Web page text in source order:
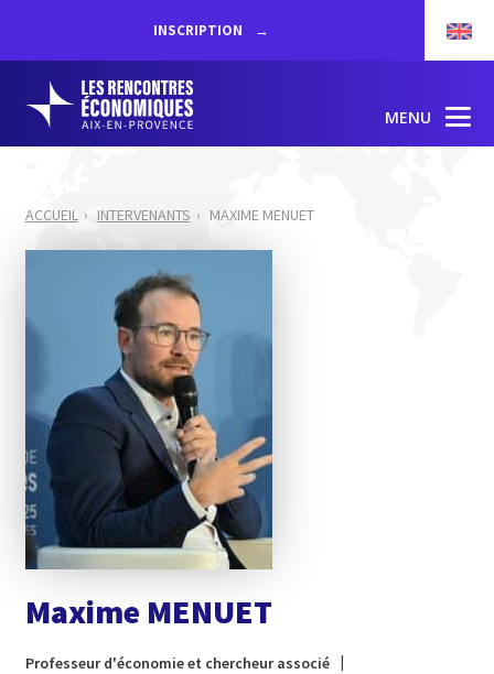
INSCRIPTION
MENU
ACCUEIL INTERVENANTS MAXIME MENUET
Maxime MENUET
Professeur d'économie et chercheur associé